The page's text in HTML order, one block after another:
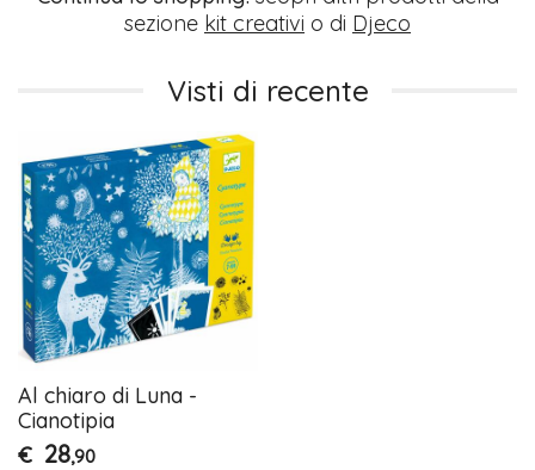
sezione kit creativi o di Djeco
Visti di recente
Al chiaro di Luna -
Cianotipia
€ 28,90